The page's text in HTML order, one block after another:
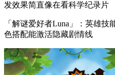
发效果简直像在看科学纪录片
「解谜爱好者Luna」：英雄
色搭配能激活隐藏剧情线